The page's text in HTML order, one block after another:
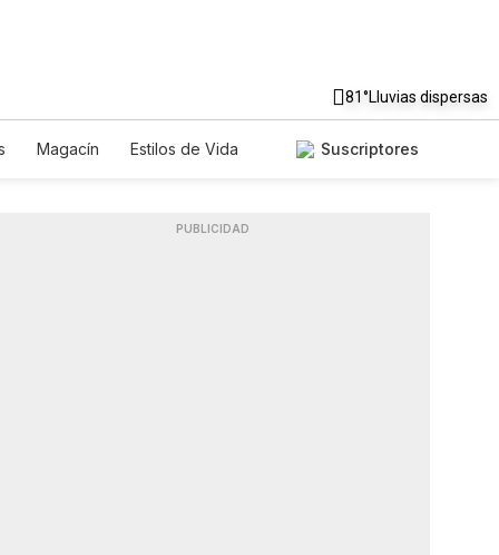
81°Lluvias dispersas
Magacín
Estilos de Vida
Suscriptores
PUBLICIDAD